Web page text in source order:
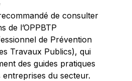
de consulter
de l’OPPBTP
de Prévention
Travaux Publics), qui
des guides pratiques
entreprises du secteur.